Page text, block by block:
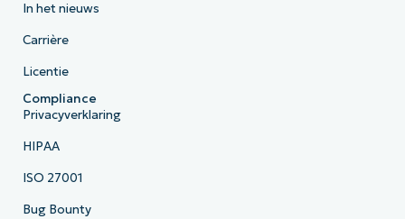
In het nieuws
Carrière
Licentie
Compliance
Privacyverklaring
HIPAA
ISO 27001
Bug Bounty